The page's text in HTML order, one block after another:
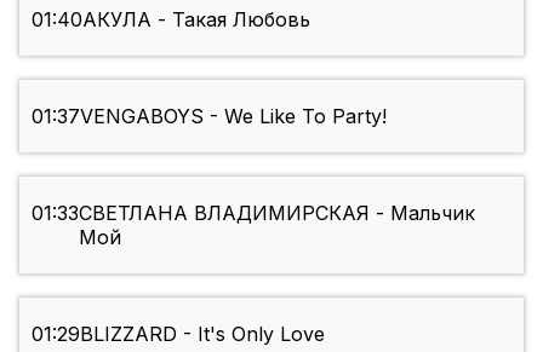
01:40АКУЛА - Такая Любовь
01:37VENGABOYS - We Like To Party!
01:33СВЕТЛАНА ВЛАДИМИРСКАЯ - Мальчик
Мой
01:29BLIZZARD - It's Only Love